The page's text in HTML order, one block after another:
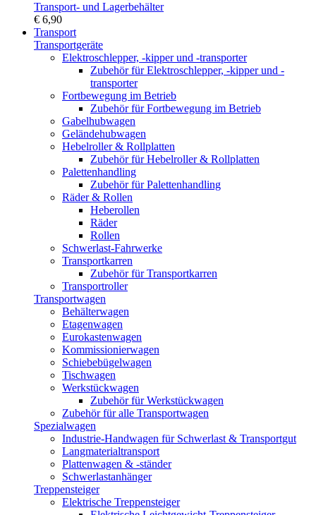
Transport- und Lagerbehälter
€ 6,90
Transport
Transportgeräte
Elektroschlepper, -kipper und -transporter
Zubehör für Elektroschlepper, -kipper und -
transporter
Fortbewegung im Betrieb
Zubehör für Fortbewegung im Betrieb
Gabelhubwagen
Geländehubwagen
Hebelroller & Rollplatten
Zubehör für Hebelroller & Rollplatten
Palettenhandling
Zubehör für Palettenhandling
Räder & Rollen
Heberollen
Räder
Rollen
Schwerlast-Fahrwerke
Transportkarren
Zubehör für Transportkarren
Transportroller
Transportwagen
Behälterwagen
Etagenwagen
Eurokastenwagen
Kommissionierwagen
Schiebebügelwagen
Tischwagen
Werkstückwagen
Zubehör für Werkstückwagen
Zubehör für alle Transportwagen
Spezialwagen
Industrie-Handwagen für Schwerlast & Transportgut
Langmaterialtransport
Plattenwagen & -ständer
Schwerlastanhänger
Treppensteiger
Elektrische Treppensteiger